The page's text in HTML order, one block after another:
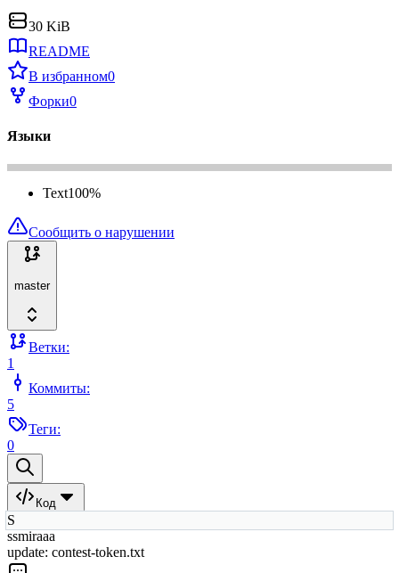
30 KiB
README
В избранном0
Форки0
Языки
Text100%
Сообщить о нарушении
master
Ветки:
1
Коммиты:
5
Теги:
0
Код
S
ssmiraaa
update: contest-token.txt